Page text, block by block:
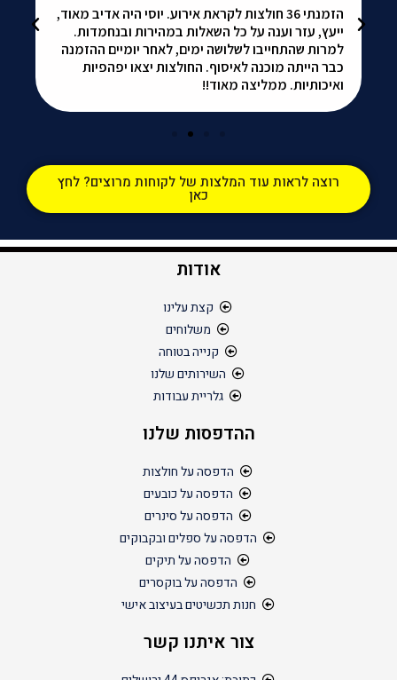
הזמנתי 36 חולצות לקראת אירוע. יוסי היה אדיב מאוד,
ייעץ, עזר וענה על כל השאלות במהירות ובנחמדות.
למרות שהתחייבו לשלושה ימים, לאחר יומיים ההזמנה
כבר הייתה מוכנה לאיסוף. החולצות יצאו יפהפיות
ואיכותיות. ממליצה מאוד!!
רוצה לראות עוד המלצות של לקוחות מרוצים? לחץ
כאן
אודות
קצת עלינו
משלוחים
קנייה בטוחה
השירותים שלנו
גלריית עבודות
ההדפסות שלנו
הדפסה על חולצות
הדפסה על כובעים
הדפסה על סינרים
הדפסה על ספלים ובקבוקים
הדפסה על תיקים
הדפסה על בוקסרים
חנות תכשיטים בעיצוב אישי
צור איתנו קשר